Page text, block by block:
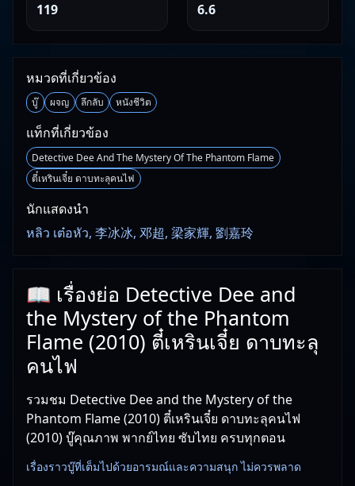
119 6.6
หมวดที่เกี่ยวข้อง
บู๊ ผจญ ลึกลับ หนังชีวิต
แท็กที่เกี่ยวข้อง
Detective Dee And The Mystery Of The Phantom Flame
ตี๋เหรินเจี๋ย ดาบทะลุคนไฟ
นักแสดงนำ
หลิว เต๋อหัว, 李冰冰, 邓超, 梁家輝, 劉嘉玲
📖 เรื่องย่อ Detective Dee and
the Mystery of the Phantom
Flame (2010) ตี๋เหรินเจี๋ย ดาบทะลุ
คนไฟ
รวมชม Detective Dee and the Mystery of the
Phantom Flame (2010) ตี๋เหรินเจี๋ย ดาบทะลุคนไฟ
(2010) บู๊คุณภาพ พากย์ไทย ซับไทย ครบทุกตอน
เรื่องราวบู๊ที่เต็มไปด้วยอารมณ์และความสนุก ไม่ควรพลาด